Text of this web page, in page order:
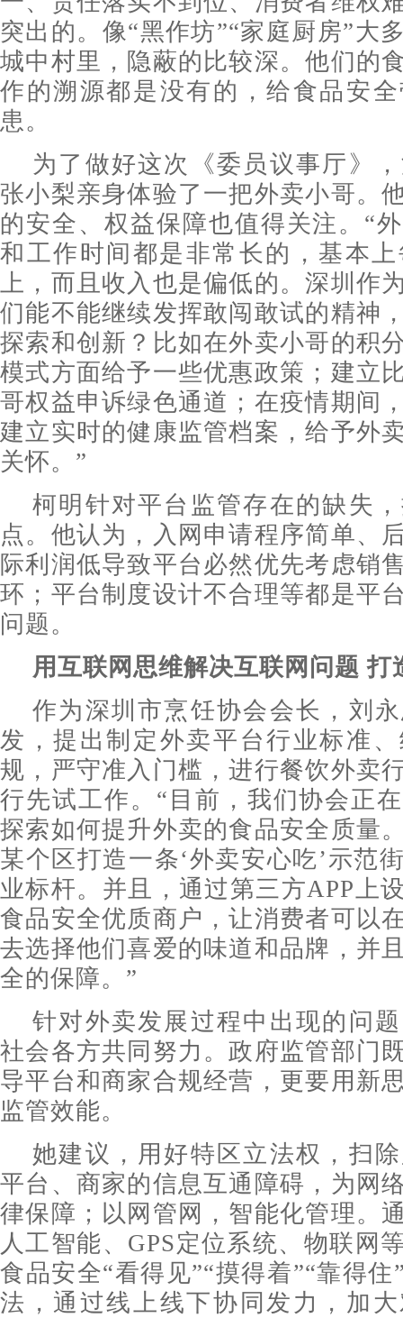
突出的。像“黑作坊”“家庭厨房”大
城中村里，隐蔽的比较深。他们的
作的溯源都是没有的，给食品安
患。
为了做好这次《委员议事厅》
张小梨亲身体验了一把外卖小哥。
的安全、权益保障也值得关注。“
和工作时间都是非常长的，基本
上，而且收入也是偏低的。深圳作
们能不能继续发挥敢闯敢试的精神
探索和创新？比如在外卖小哥的积
模式方面给予一些优惠政策；建立
哥权益申诉绿色通道；在疫情期间
建立实时的健康监管档案，给予外
关怀。”
柯明针对平台监管存在的缺失
点。他认为，入网申请程序简单、
际利润低导致平台必然优先考虑销
环；平台制度设计不合理等都是平
问题。
用互联网思维解决互联网问题 打
作为深圳市烹饪协会会长，刘
发，提出制定外卖平台行业标准
规，严守准入门槛，进行餐饮外卖
行先试工作。“目前，我们协会正
探索如何提升外卖的食品安全质量
某个区打造一条‘外卖安心吃’示范
业标杆。并且，通过第三方APP上
食品安全优质商户，让消费者可以
去选择他们喜爱的味道和品牌，并
全的保障。”
针对外卖发展过程中出现的问
社会各方共同努力。政府监管部门
导平台和商家合规经营，更要用新
监管效能。
她建议，用好特区立法权，扫
平台、商家的信息互通障碍，为网
律保障；以网管网，智能化管理。
人工智能、GPS定位系统、物联网
食品安全“看得见”“摸得着”“靠得
法，通过线上线下协同发力，加